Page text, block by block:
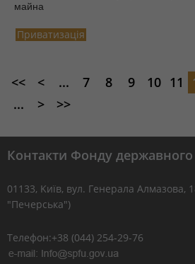
майна
Приватизація
<< < ... 7 8 9 10 11
...
> >>
Контакти Фонду
01133, Kиїв, вул. Генерала Алмазова,
"Печерська")
Телефон:+38 (044) 254-29-76